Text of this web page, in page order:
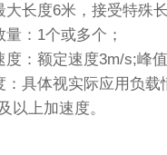
大长度6米，接受特殊
量：1个或多个；
度：额定速度3m/s;峰
：具体视实际应用负载
以上加速度。